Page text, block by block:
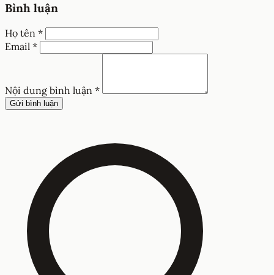
Bình luận
Họ tên *
Email *
Nội dung bình luận *
Gửi bình luận